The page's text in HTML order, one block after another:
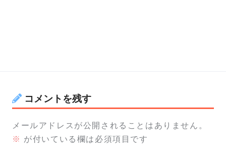
コメントを残す
メールアドレスが公開されることはありません。
※ が付いている欄は必須項目です